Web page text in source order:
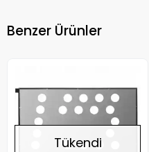
Benzer Ürünler
Tükendi